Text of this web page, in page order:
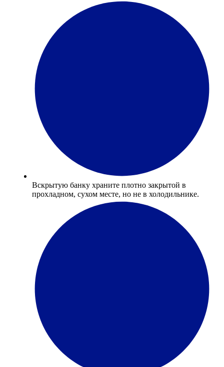
Вскрытую банку храните плотно закрытой в
прохладном, сухом месте, но не в холодильнике.